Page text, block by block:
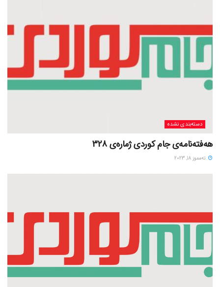
دسته‌بندی نشده
هەفتەنامەی جام کوردی ژمارەی 328
ته‌مموز 18, 2023